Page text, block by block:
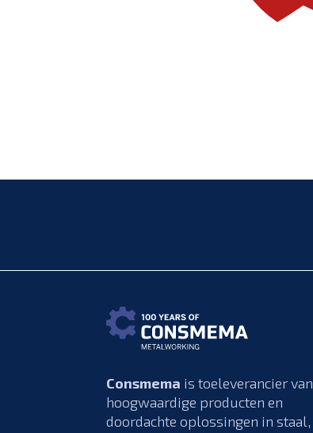
Consmema is toeleverancier van
hoogwaardige producten en
doordachte oplossingen in staal,